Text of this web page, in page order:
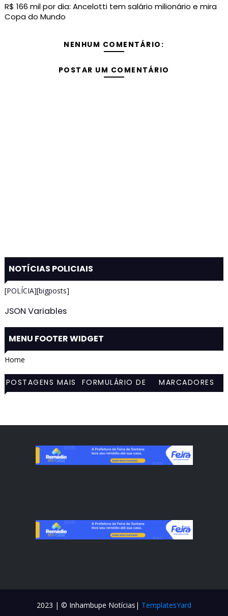
R$ 166 mil por dia: Ancelotti tem salário milionário e mira
Copa do Mundo
NENHUM COMENTÁRIO:
POSTAR UM COMENTÁRIO
NOTÍCIAS POLICIAIS
[POLÍCIA][bigposts]
JSON Variables
MENU FOOTER WIDGET
Home
POSTAGENS MAIS
FORMULÁRIO DE
MARCADORES
2023 | © Inhambupe Notícias| TemplatesYard